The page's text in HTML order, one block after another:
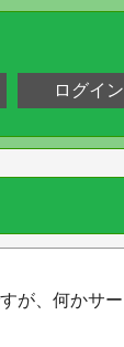
ログイン
が、何かサー